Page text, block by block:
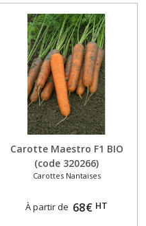
Carotte Maestro F1 BIO
(code 320266)
Carottes Nantaises
À partir de 68€ HT